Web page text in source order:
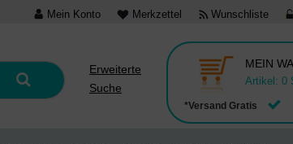
Mein Konto Merkzettel Wunschliste
Erweiterte
Suche
*Versand Gratis
MEIN
Artikel: 0